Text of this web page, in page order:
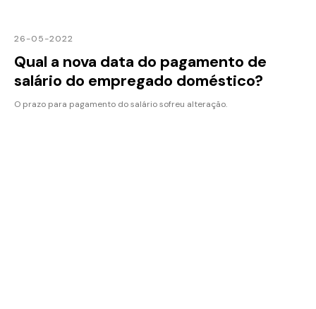
26-05-2022
Qual a nova data do pagamento de
salário do empregado doméstico?
O prazo para pagamento do salário sofreu alteração.